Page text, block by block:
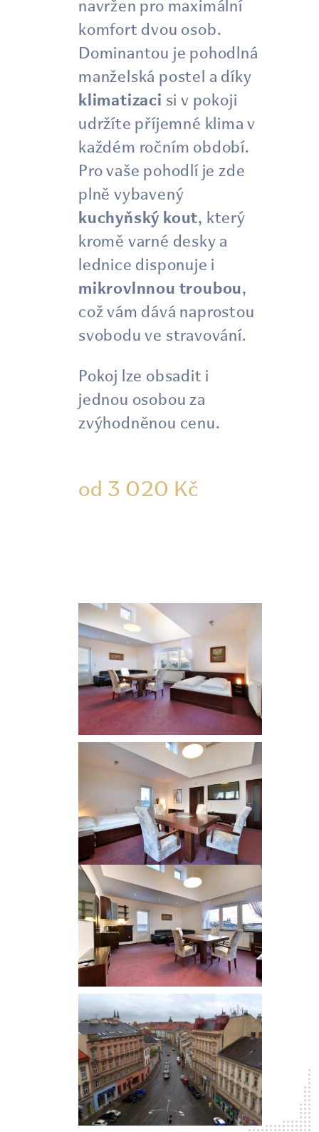
navržen pro maximální
komfort dvou osob.
Dominantou je pohodlná
manželská postel a díky
klimatizaci si v pokoji
udržíte příjemné klima v
každém ročním období.
Pro vaše pohodlí je zde
plně vybavený
kuchyňský kout, který
kromě varné desky a
lednice disponuje i
mikrovlnnou troubou,
což vám dává naprostou
svobodu ve stravování.
Pokoj lze obsadit i
jednou osobou za
zvýhodněnou cenu.
od 3 020 Kč